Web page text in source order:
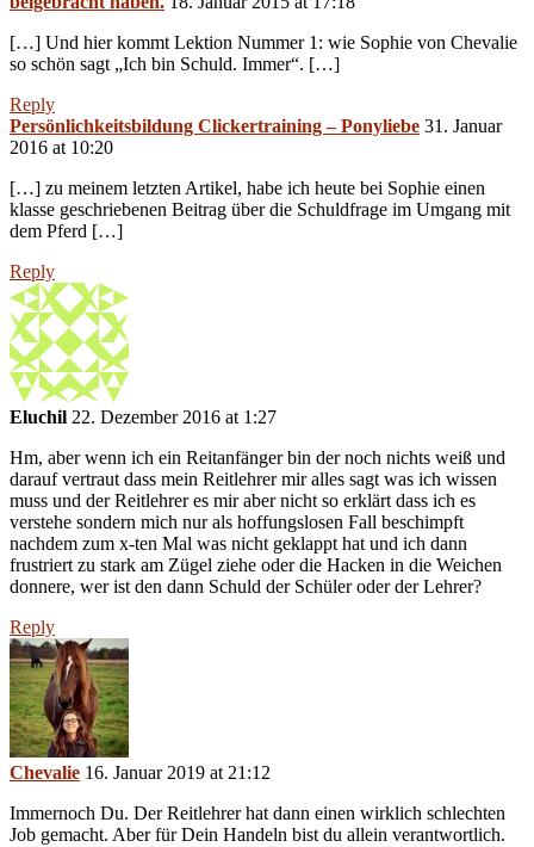
[…] Und hier kommt Lektion Nummer 1: wie Sophie von Chevalie
so schön sagt „Ich bin Schuld. Immer“. […]
Reply
Persönlichkeitsbildung Clickertraining – Ponyliebe 31. Januar
2016 at 10:20
[…] zu meinem letzten Artikel, habe ich heute bei Sophie einen
klasse geschriebenen Beitrag über die Schuldfrage im Umgang mit
dem Pferd […]
Reply
Eluchil 22. Dezember 2016 at 1:27
Hm, aber wenn ich ein Reitanfänger bin der noch nichts weiß und
darauf vertraut dass mein Reitlehrer mir alles sagt was ich wissen
muss und der Reitlehrer es mir aber nicht so erklärt dass ich es
verstehe sondern mich nur als hoffungslosen Fall beschimpft
nachdem zum x-ten Mal was nicht geklappt hat und ich dann
frustriert zu stark am Zügel ziehe oder die Hacken in die Weichen
donnere, wer ist den dann Schuld der Schüler oder der Lehrer?
Reply
Chevalie 16. Januar 2019 at 21:12
Immernoch Du. Der Reitlehrer hat dann einen wirklich schlechten
Job gemacht. Aber für Dein Handeln bist du allein verantwortlich.